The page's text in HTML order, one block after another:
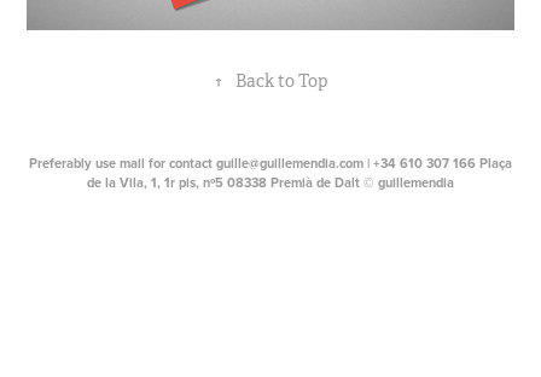
↑ Back to Top
Preferably use mail for contact guille@guillemendia.com | +34 610 307 166 Plaça
de la Vila, 1, 1r pis, nº5 08338 Premià de Dalt © guillemendia